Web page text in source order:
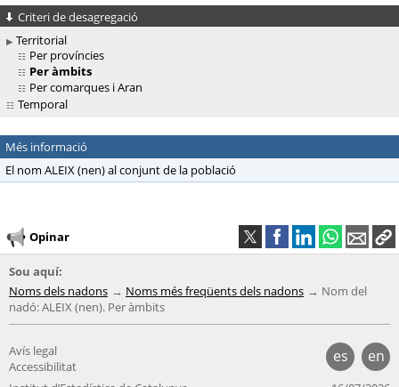
Criteri de desagregació
Territorial
Per províncies
Per àmbits
Per comarques i Aran
Temporal
Més informació
El nom ALEIX (nen) al conjunt de la població
Opinar
Sou aquí:
Noms dels nadons
Noms més freqüents dels nadons
Nom del
nadó: ALEIX (nen). Per àmbits
es en
Avís legal
Accessibilitat